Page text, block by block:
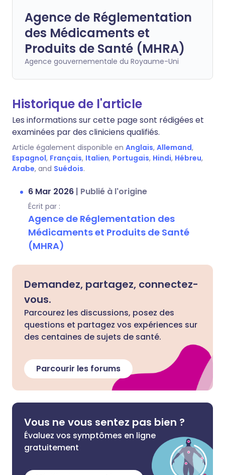
Agence de Réglementation
des Médicaments et
Produits de Santé (MHRA)
Agence gouvernementale du Royaume-Uni
Historique de l'article
Les informations sur cette page sont rédigées et
examinées par des cliniciens qualifiés.
Article également disponible en Anglais, Allemand,
Espagnol, Français, Italien, Portugais, Hindi, Hébreu,
Arabe, and Suédois.
6 Mar 2026 | Publié à l'origine
Écrit par :
Agence de Réglementation des
Médicaments et Produits de Santé
(MHRA)
Demandez, partagez, connectez-
vous.
Parcourez les discussions, posez des
questions et partagez vos expériences sur
des centaines de sujets de santé.
Parcourir les forums
Vous ne vous sentez pas bien ?
Évaluez vos symptômes en ligne
gratuitement